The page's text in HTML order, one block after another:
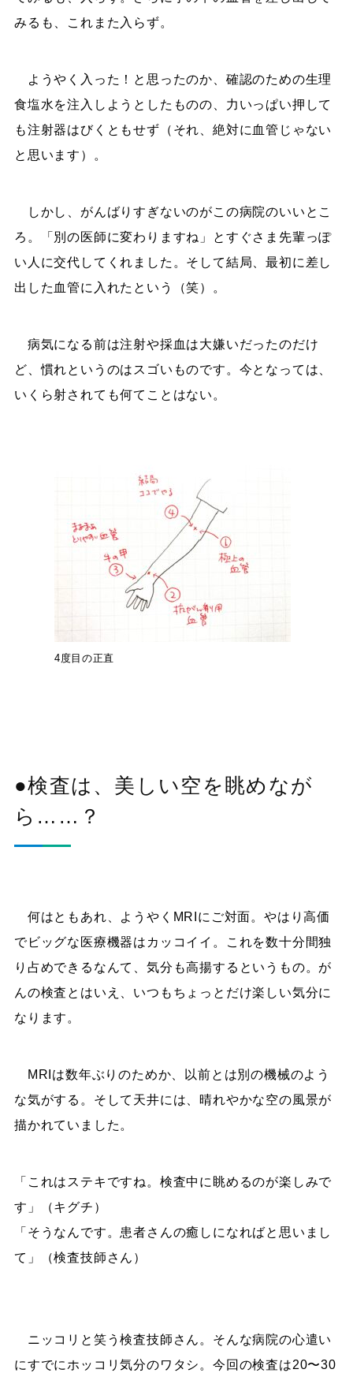
みるも、これまた入らず。
ようやく入った！と思ったのか、確認のための生理
食塩水を注入しようとしたものの、力いっぱい押して
も注射器はびくともせず（それ、絶対に血管じゃない
と思います）。
しかし、がんばりすぎないのがこの病院のいいとこ
ろ。「別の医師に変わりますね」とすぐさま先輩っぽ
い人に交代してくれました。そして結局、最初に差し
出した血管に入れたという（笑）。
病気になる前は注射や採血は大嫌いだったのだけ
ど、慣れというのはスゴいものです。今となっては、
いくら射されても何てことはない。
4度目の正直
●検査は、美しい空を眺めなが
ら……？
何はともあれ、ようやくMRIにご対面。やはり高価
でビッグな医療機器はカッコイイ。これを数十分間独
り占めできるなんて、気分も高揚するというもの。が
んの検査とはいえ、いつもちょっとだけ楽しい気分に
なります。
MRIは数年ぶりのためか、以前とは別の機械のよう
な気がする。そして天井には、晴れやかな空の風景が
描かれていました。
「これはステキですね。検査中に眺めるのが楽しみで
す」（キグチ）
「そうなんです。患者さんの癒しになればと思いまし
て」（検査技師さん）
ニッコリと笑う検査技師さん。そんな病院の心遣い
にすでにホッコリ気分のワタシ。今回の検査は20〜30